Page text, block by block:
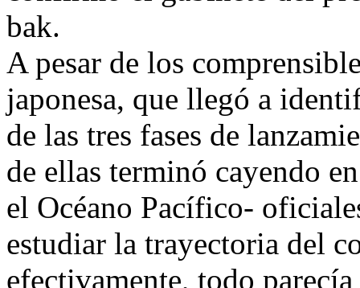
bak.
A pesar de los
japonesa, que llegó a
de las tres fases de
de ellas terminó cayendo
el Océano Pacífico-
estudiar la trayectoria del
efectivamente, todo